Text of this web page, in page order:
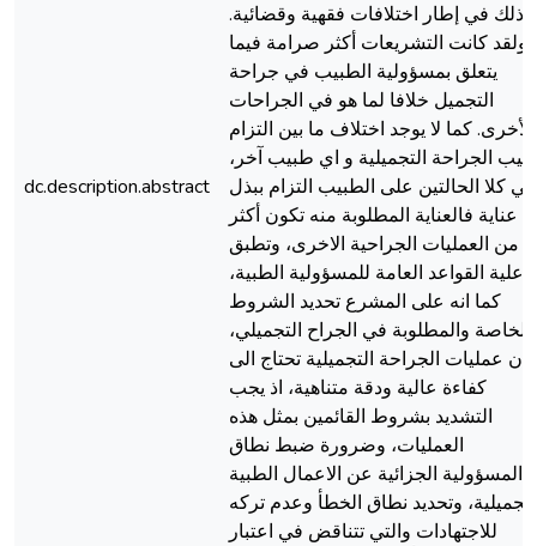
dc.description.abstract
وذلك في إطار اختلافات فقهية وقضائية.
ولقد كانت التشريعات أكثر صرامة فيما
يتعلق بمسؤولية الطبيب في جراحة
التجميل خلافا لما هو في الجراحات
الأخرى. كما لا يوجد اختلاف ما بين التزام
الجراحة التجميلية و اي طبيب آخر،
كلا الحالتين على الطبيب التزام ببذل
عناية فالعناية المطلوبة منه تكون أكثر
من العمليات الجراحية الاخرى، وتطبق
علية القواعد العامة للمسؤولية الطبية،
كما انه على المشرع تحديد الشروط
الخاصة والمطلوبة في الجراح التجميلي،
لان عمليات الجراحة التجميلية تحتاج الى
كفاءة عالية ودقة متناهية، اذ يجب
التشديد بشروط القائمين بمثل هذه
العمليات، وضرورة ضبط نطاق
المسؤولية الجزائية عن الاعمال الطبية
وتحديد نطاق الخطأ وعدم تركه
للاجتهادات والتي تتناقض في اعتبار